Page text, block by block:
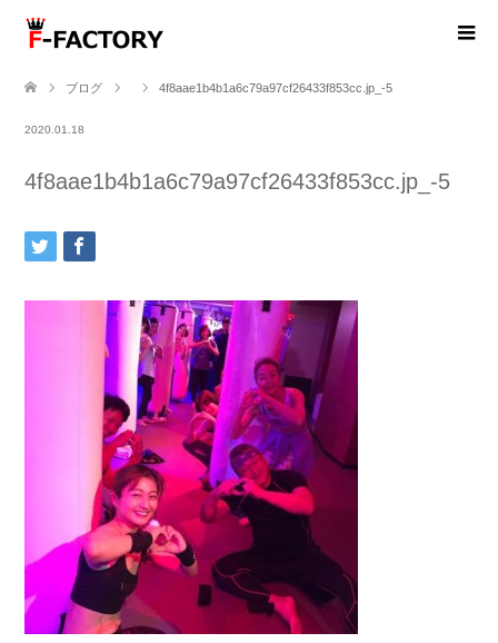
ブログ 4f8aae1b4b1a6c79a97cf26433f853cc.jp_-5
2020.01.18
4f8aae1b4b1a6c79a97cf26433f853cc.jp_-5